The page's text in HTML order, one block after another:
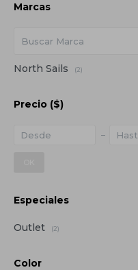
Marcas
North Sails (2)
Precio ($)
Especiales
Outlet (2)
Color